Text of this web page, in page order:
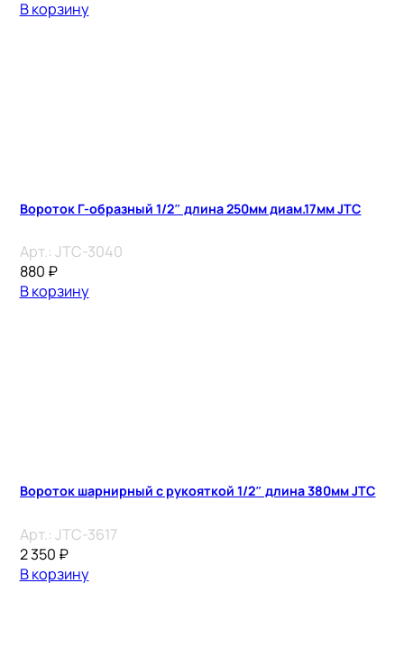
В корзину
Вороток Г-образный 1/2″ длина 250мм диам.17мм JTC
Арт.: JTC-3040
880 ₽
В корзину
Вороток шарнирный с рукояткой 1/2″ длина 380мм JTC
Арт.: JTC-3617
2 350 ₽
В корзину